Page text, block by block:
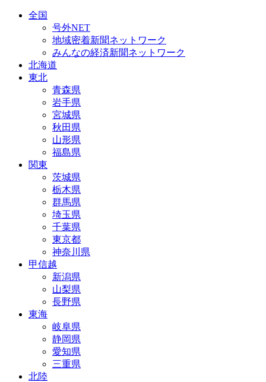
全国
号外NET
地域密着新聞ネットワーク
みんなの経済新聞ネットワーク
北海道
東北
青森県
岩手県
宮城県
秋田県
山形県
福島県
関東
茨城県
栃木県
群馬県
埼玉県
千葉県
東京都
神奈川県
甲信越
新潟県
山梨県
長野県
東海
岐阜県
静岡県
愛知県
三重県
北陸